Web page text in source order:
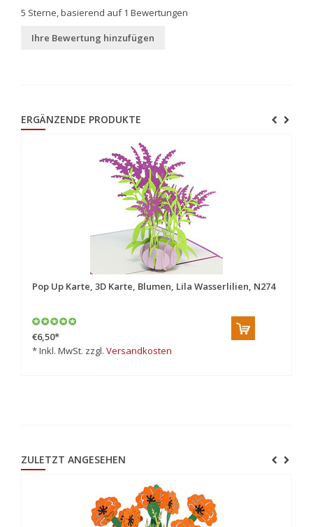
5 Sterne, basierend auf1 Bewertungen
Ihre Bewertung hinzufügen
ERGÄNZENDE PRODUKTE
Pop Up Karte, 3D Karte, Blumen, Lila Wasserlilien, N274
€6,50*
* Inkl. MwSt. zzgl. Versandkosten
ZULETZT ANGESEHEN